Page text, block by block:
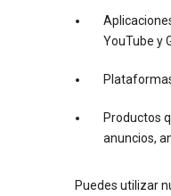
YouTube y
Productos
anuncios,
Puedes utilizar